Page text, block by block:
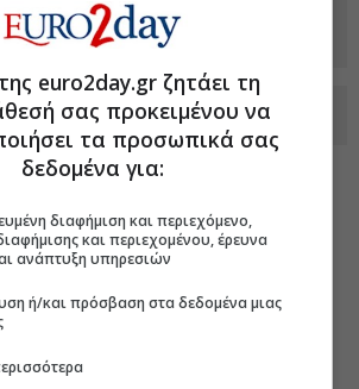
euro2day.gr στο Discover
euro2day.gr ζητάει τη
σας προκειμένου να
τα προσωπικά σας
δεδομένα για:
διαφήμιση και περιεχόμενο,
και περιεχομένου, έρευνα
ανάπτυξη υπηρεσιών
ή/και πρόσβαση στα δεδομένα μιας